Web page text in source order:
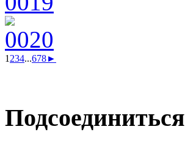
1234...678►
Подсоединиться